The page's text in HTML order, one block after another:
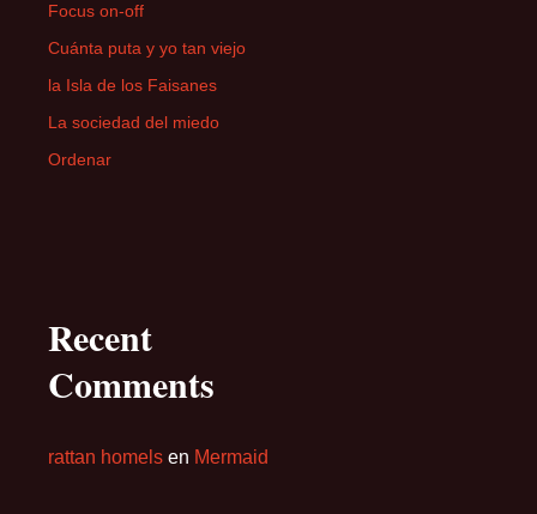
Focus on-off
Cuánta puta y yo tan viejo
la Isla de los Faisanes
La sociedad del miedo
Ordenar
Recent
Comments
rattan homels en Mermaid